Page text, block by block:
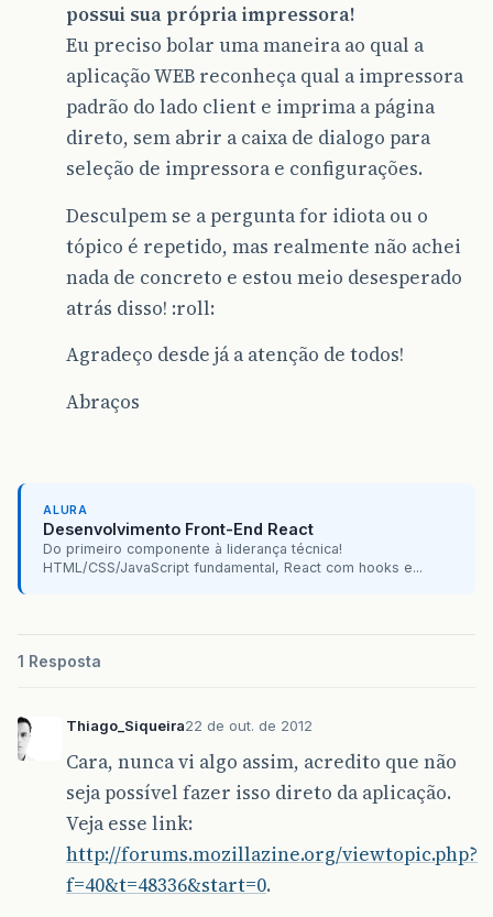
possui sua própria impressora!
Eu preciso bolar uma maneira ao qual a
aplicação WEB reconheça qual a impressora
padrão do lado client e imprima a página
direto, sem abrir a caixa de dialogo para
seleção de impressora e configurações.
Desculpem se a pergunta for idiota ou o
tópico é repetido, mas realmente não achei
nada de concreto e estou meio desesperado
atrás disso! :roll:
Agradeço desde já a atenção de todos!
Abraços
ALURA
Desenvolvimento Front-End React
Do primeiro componente à liderança técnica!
HTML/CSS/JavaScript fundamental, React com hooks e...
1 Resposta
Thiago_Siqueira22 de out. de 2012
Cara, nunca vi algo assim, acredito que não
seja possível fazer isso direto da aplicação.
Veja esse link:
http://forums.mozillazine.org/viewtopic.php?
f=40&t=48336&start=0.